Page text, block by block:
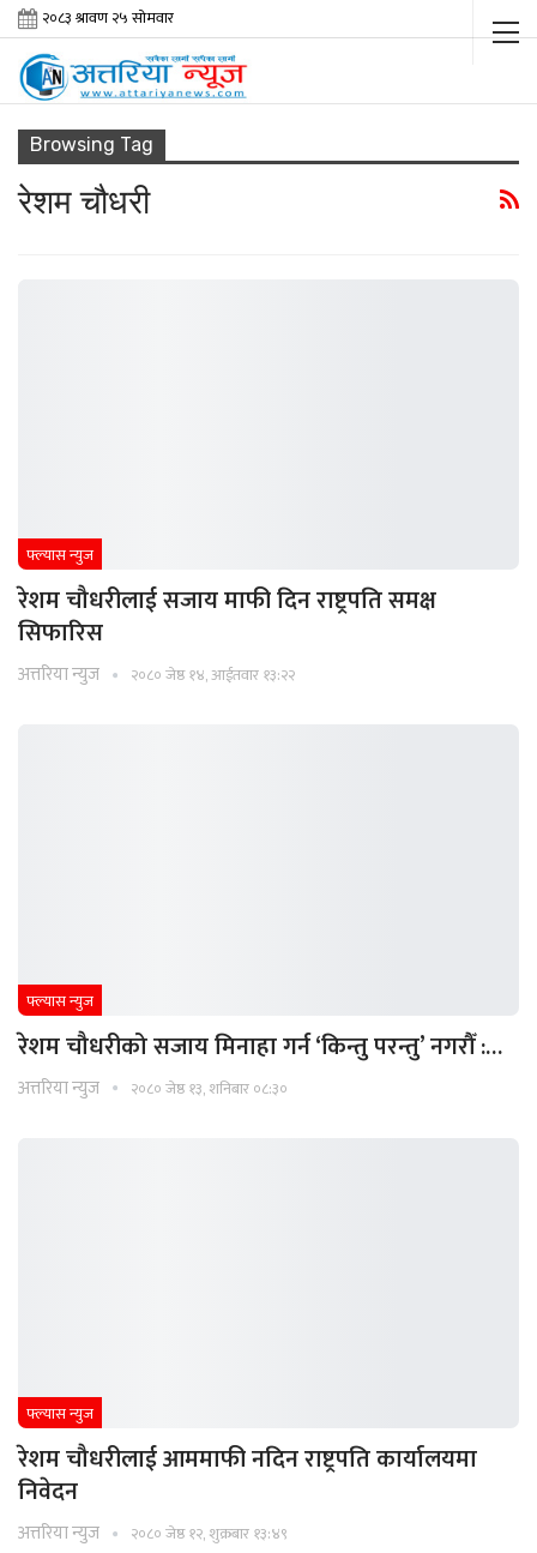
Browsing Tag
रेशम चौधरी
फ्ल्यास न्युज
रेशम चौधरीलाई सजाय माफी दिन राष्ट्रपति समक्ष
सिफारिस
अत्तरिया न्युज २०८० जेष्ठ १४, आईतवार १३:२२
फ्ल्यास न्युज
रेशम चौधरीको सजाय मिनाहा गर्न ‘किन्तु परन्तु’ नगरौँ :…
अत्तरिया न्युज २०८० जेष्ठ १३, शनिबार ०८:३०
फ्ल्यास न्युज
रेशम चौधरीलाई आममाफी नदिन राष्ट्रपति कार्यालयमा
निवेदन
अत्तरिया न्युज २०८० जेष्ठ १२, शुक्रबार १३:४९